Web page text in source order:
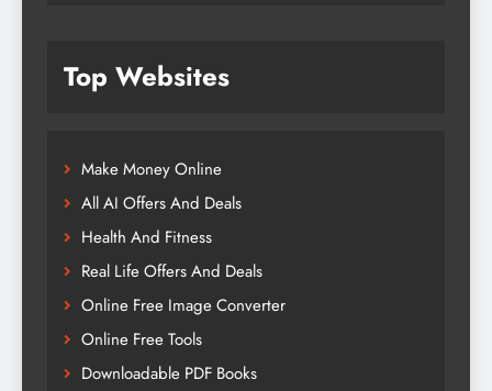
Top Websites
Make Money Online
All AI Offers And Deals
Health And Fitness
Real Life Offers And Deals
Online Free Image Converter
Online Free Tools
Downloadable PDF Books